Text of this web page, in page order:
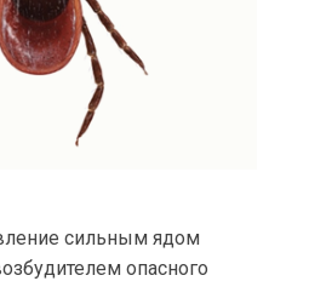
сильным ядом
опасного